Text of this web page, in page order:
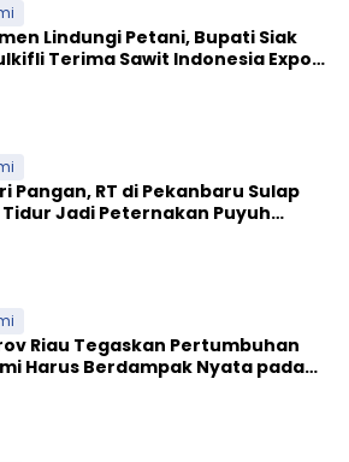
Lindungi Petani, Bupati Siak
Terima Sawit Indonesia Expo
Pangan, RT di Pekanbaru Sulap
Tidur Jadi Peternakan Puyuh
Riau Tegaskan Pertumbuhan
Harus Berdampak Nyata pada